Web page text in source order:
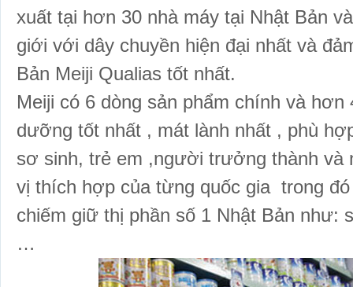
xuất tại hơn 30 nhà máy tại Nhật Bản
giới với dây chuyền hiện đại nhất và
Bản Meiji Qualias tốt nhất.
Meiji có 6 dòng sản phẩm chính và
dưỡng tốt nhất , mát lành nhất , phù
sơ sinh, trẻ em ,người trưởng thành và
vị thích hợp của từng quốc gia trong
chiếm giữ thị phần số 1 Nhật Bản như:
…